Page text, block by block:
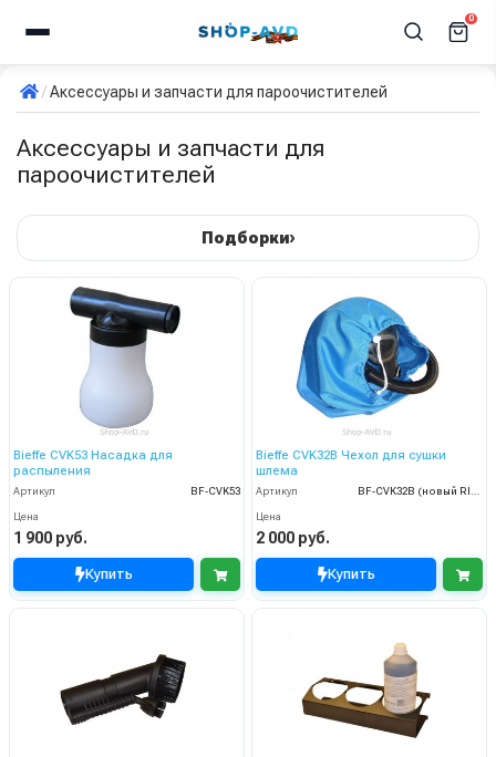
0
Аксессуары и запчасти для пароочистителей
Аксессуары и запчасти для
пароочистителей
Подборки›
Bieffe CVK53 Насадка для
распыления
Артикул BF-CVK53
Цена
1 900 руб.
Купить
Bieffe CVK32B Чехол для сушки
шлема
Артикул BF-CVK32B (новый RIP1301)
Цена
2 000 руб.
Купить